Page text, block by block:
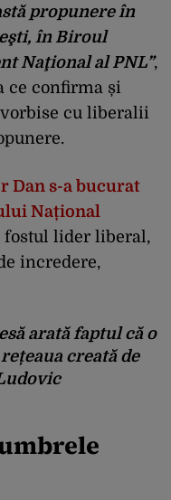
propunere în
în Biroul
Naţional al PNL”,
ce confirma și
cu liberalii
Dan s-a bucurat
Național
fostul lider liberal,
incredere,
arată faptul că o
creată de